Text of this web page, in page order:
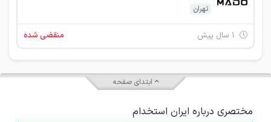
تهران
منقضی شده
ابتدای صفحه
مختصری درباره ایران استخدام